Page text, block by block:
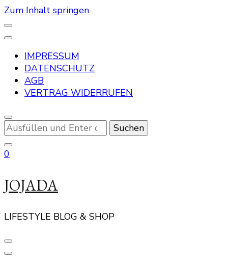
Zum Inhalt springen
IMPRESSUM
DATENSCHUTZ
AGB
VERTRAG WIDERRUFEN
Suchst
du
nach
0
JOJADA
LIFESTYLE BLOG & SHOP